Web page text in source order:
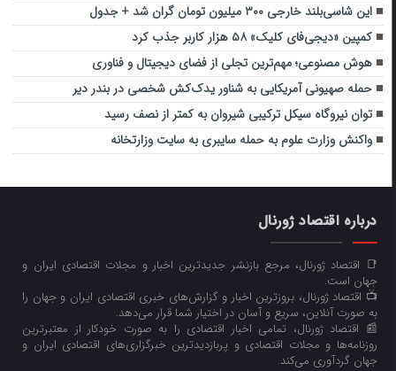
این شاسی‌بلند خارجی ۳۰۰ میلیون تومان گران شد + جدول
کمپین «دیجی‌فای‌ کلیک» ۵۸ هزار کاربر جذب کرد
هوش مصنوعی؛ مهم‌ترین تجلی از فضای دیجیتال و فناوری
حمله صهیونی آمریکایی به شناور یدک‌کش شخصی در بندر دیر
توان نیروگاه سیکل ترکیبی شیروان به کمتر از نصف رسید
واکنش وزارت علوم به حمله سایبری به سایت وزارتخانه
درباره اقتصاد ژورنال
📑 اقتصاد ژورنال، مرجع بازنشر جدیدترین اخبار و مجلات اقتصادی ایران و
جهان است.
📺 اقتصاد ژورنال، بروزترین اخبار و گزارش‌های خبری اقتصادی ایران و جهان را
به صورت آنلاین، سریع و آسان در اختیار شما قرار می‌‌دهد.
📰 اقتصاد ژورنال، تمامی اخبار اقتصادی را به صورت خودکار از معتبرترین
روزنامه‌ها و مجلات اقتصادی و پربازدیدترین خبرگزاری‌های اقتصادی ایران و
جهان گردآوری می‌کند.